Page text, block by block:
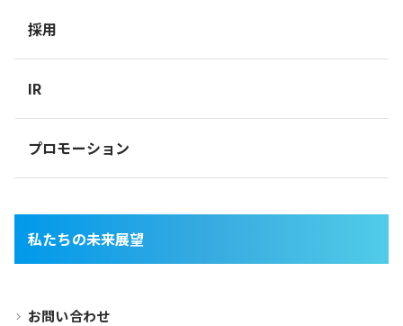
採用
IR
プロモーション
私たちの未来展望
お問い合わせ